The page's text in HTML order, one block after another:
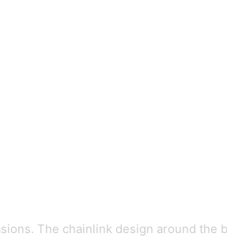
The chainlink design around